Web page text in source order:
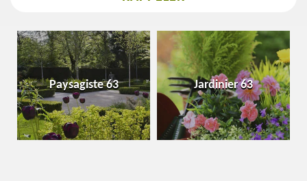
Paysagiste 63 Jardinier 63